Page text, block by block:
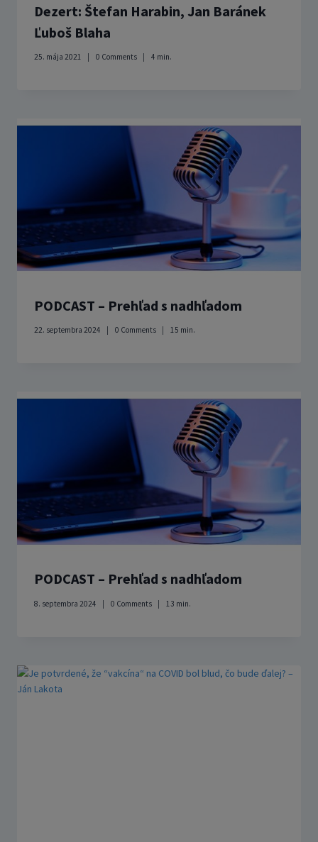
Dezert: Štefan Harabin, Jan Baránek
Ľuboš Blaha
25. mája 2021 0 Comments 4 min.
PODCAST – Prehľad s nadhľadom
22. septembra 2024 0 Comments 15 min.
PODCAST – Prehľad s nadhľadom
8. septembra 2024 0 Comments 13 min.